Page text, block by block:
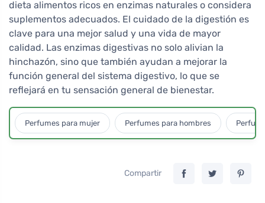
dieta alimentos ricos en enzimas naturales o considera
suplementos adecuados. El cuidado de la digestión es
clave para una mejor salud y una vida de mayor
calidad. Las enzimas digestivas no solo alivian la
hinchazón, sino que también ayudan a mejorar la
función general del sistema digestivo, lo que se
reflejará en tu sensación general de bienestar.
Perfumes para mujer Perfumes para hombres
Compartir